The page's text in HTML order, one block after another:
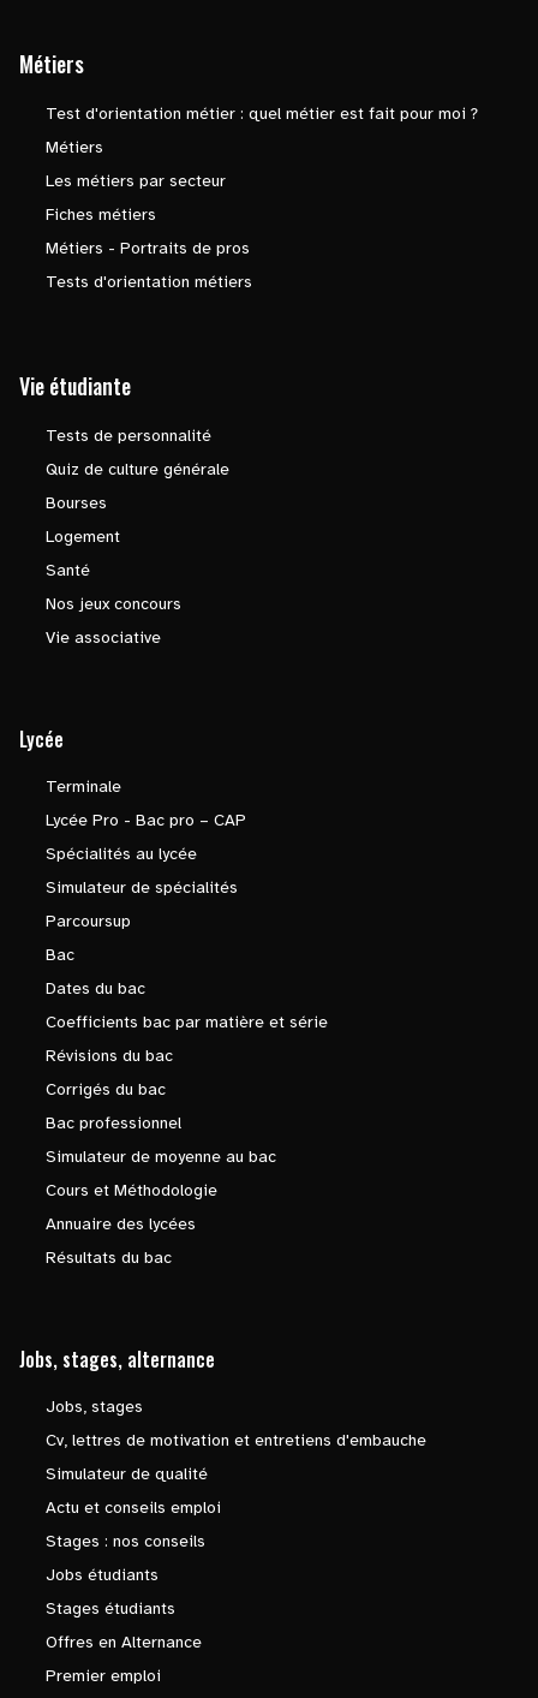
Métiers
Test d'orientation métier : quel métier est fait pour moi ?
Métiers
Les métiers par secteur
Fiches métiers
Métiers - Portraits de pros
Tests d'orientation métiers
Vie étudiante
Tests de personnalité
Quiz de culture générale
Bourses
Logement
Santé
Nos jeux concours
Vie associative
Lycée
Terminale
Lycée Pro - Bac pro – CAP
Spécialités au lycée
Simulateur de spécialités
Parcoursup
Bac
Dates du bac
Coefficients bac par matière et série
Révisions du bac
Corrigés du bac
Bac professionnel
Simulateur de moyenne au bac
Cours et Méthodologie
Annuaire des lycées
Résultats du bac
Jobs, stages, alternance
Jobs, stages
Cv, lettres de motivation et entretiens d'embauche
Simulateur de qualité
Actu et conseils emploi
Stages : nos conseils
Jobs étudiants
Stages étudiants
Offres en Alternance
Premier emploi